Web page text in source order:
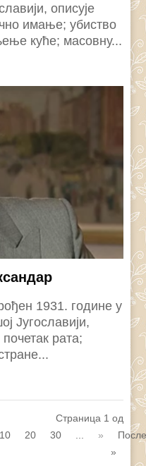
описује
имање; убиство
куће; масовну...
1931. године у
Југославији,
рата;
Страница 1 од
10 20 30 »
»